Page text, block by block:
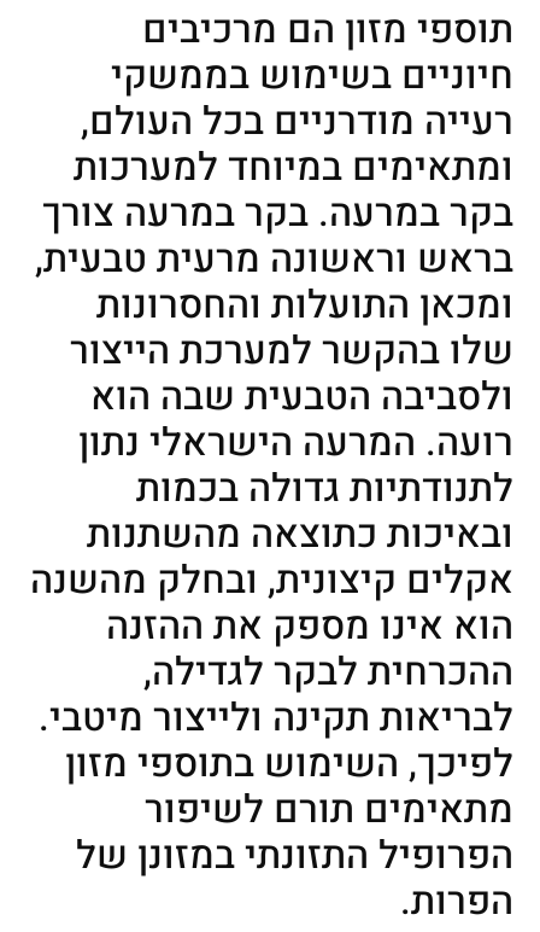
תוספי מזון הם מרכיבים
חיוניים בשימוש בממשקי
רעייה מודרניים בכל העולם,
ומתאימים במיוחד למערכות
בקר במרעה. בקר במרעה צורך
בראש וראשונה מרעית טבעית,
ומכאן התועלות והחסרונות
שלו בהקשר למערכת הייצור
ולסביבה הטבעית שבה הוא
רועה. המרעה הישראלי נתון
לתנודתיות גדולה בכמות
ובאיכות כתוצאה מהשתנות
אקלים קיצונית, ובחלק מהשנה
הוא אינו מספק את ההזנה
ההכרחית לבקר לגדילה,
לבריאות תקינה ולייצור מיטבי.
לפיכך, השימוש בתוספי מזון
מתאימים תורם לשיפור
הפרופיל התזונתי במזונן של
הפרות.